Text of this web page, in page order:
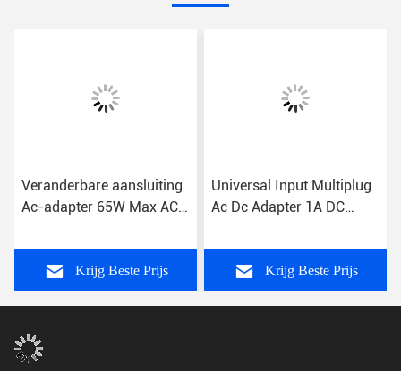
Veranderbare aansluiting
Ac-adapter 65W Max AC
Output Spanning
Krijg Beste Prijs
Universal Input Multiplug
Ac Dc Adapter 1A DC
2.1*5.5 Jack 15W Max
Krijg Beste Prijs